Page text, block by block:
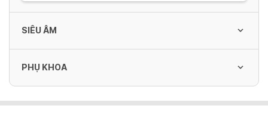
SIÊU ÂM
Siêu âm sản phụ khoa đường bụng / đường
âm đạo / siêu âm vú / tổng quát
250,000 VND
PHỤ KHOA